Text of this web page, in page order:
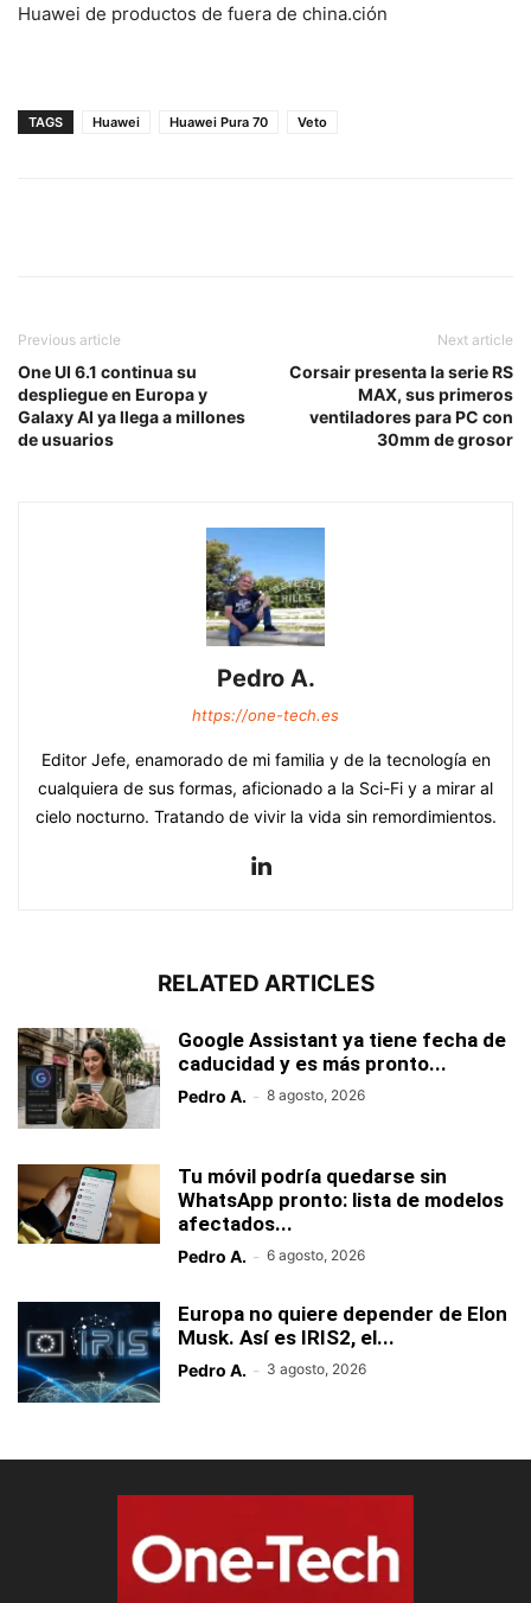
Huawei de productos de fuera de china.ción
TAGS Huawei Huawei Pura 70 Veto
Previous article
One UI 6.1 continua su
despliegue en Europa y
Galaxy AI ya llega a millones
de usuarios
Next article
Corsair presenta la serie RS
MAX, sus primeros
ventiladores para PC con
30mm de grosor
Pedro A.
https://one-tech.es
Editor Jefe, enamorado de mi familia y de la tecnología en
cualquiera de sus formas, aficionado a la Sci-Fi y a mirar al
cielo nocturno. Tratando de vivir la vida sin remordimientos.
RELATED ARTICLES
Google Assistant ya tiene fecha de
caducidad y es más pronto...
Pedro A. - 8 agosto, 2026
Tu móvil podría quedarse sin
WhatsApp pronto: lista de modelos
afectados...
Pedro A. - 6 agosto, 2026
Europa no quiere depender de Elon
Musk. Así es IRIS2, el...
Pedro A. - 3 agosto, 2026